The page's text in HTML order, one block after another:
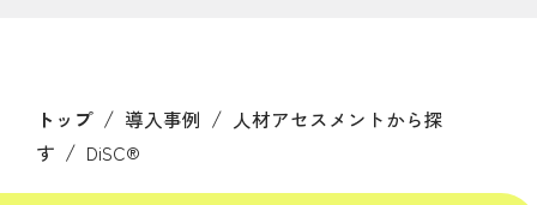
トップ / 導入事例 / 人材アセスメントから探
す / DiSC®